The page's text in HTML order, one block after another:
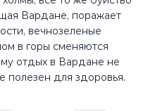
Вардане, поражает
вечнозеленые
в горы сменяются
отдых в Вардане не
полезен для здоровья.